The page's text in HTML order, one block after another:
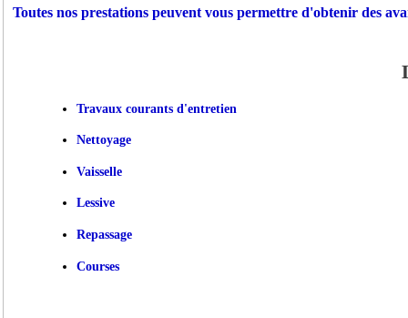
Toutes nos prestations peuvent vous permettre d'obtenir des
Travaux courants d'entretien
Nettoyage
Vaisselle
Lessive
Repassage
Courses